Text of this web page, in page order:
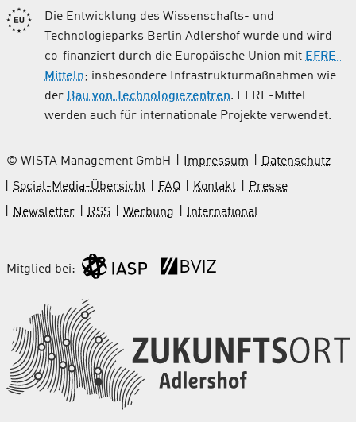
Die Entwicklung des Wissenschafts- und
Technologieparks Berlin Adlershof wurde und wird
co-finanziert durch die Europäische Union mit EFRE-
Mitteln; insbesondere Infrastrukturmaßnahmen wie
der Bau von Technologiezentren. EFRE-Mittel
werden auch für internationale Projekte verwendet.
© WISTA Management GmbH Impressum
Datenschutz
Social-Media-Übersicht
FAQ Kontakt
Presse
Newsletter
RSS Werbung International
Mitglied bei: